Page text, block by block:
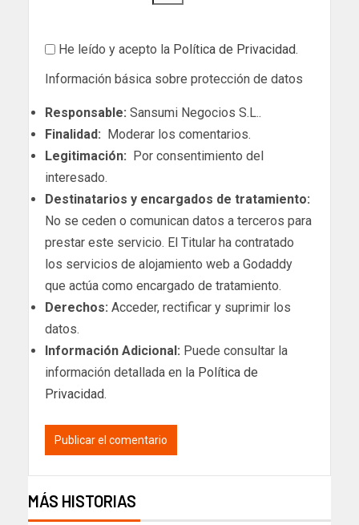
He leído y acepto la Política de Privacidad.
Información básica sobre protección de datos
Responsable: Sansumi Negocios S.L..
Finalidad: Moderar los comentarios.
Legitimación: Por consentimiento del
interesado.
Destinatarios y encargados de tratamiento:
No se ceden o comunican datos a terceros para
prestar este servicio. El Titular ha contratado
los servicios de alojamiento web a Godaddy
que actúa como encargado de tratamiento.
Derechos: Acceder, rectificar y suprimir los
datos.
Información Adicional: Puede consultar la
información detallada en la Política de
Privacidad.
MÁS HISTORIAS